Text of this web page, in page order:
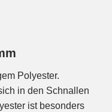
Polyester.
in den Schnallen
ist besonders